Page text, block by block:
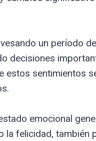
un período
decisiones
estos sentimientos
emocional
la felicidad, también